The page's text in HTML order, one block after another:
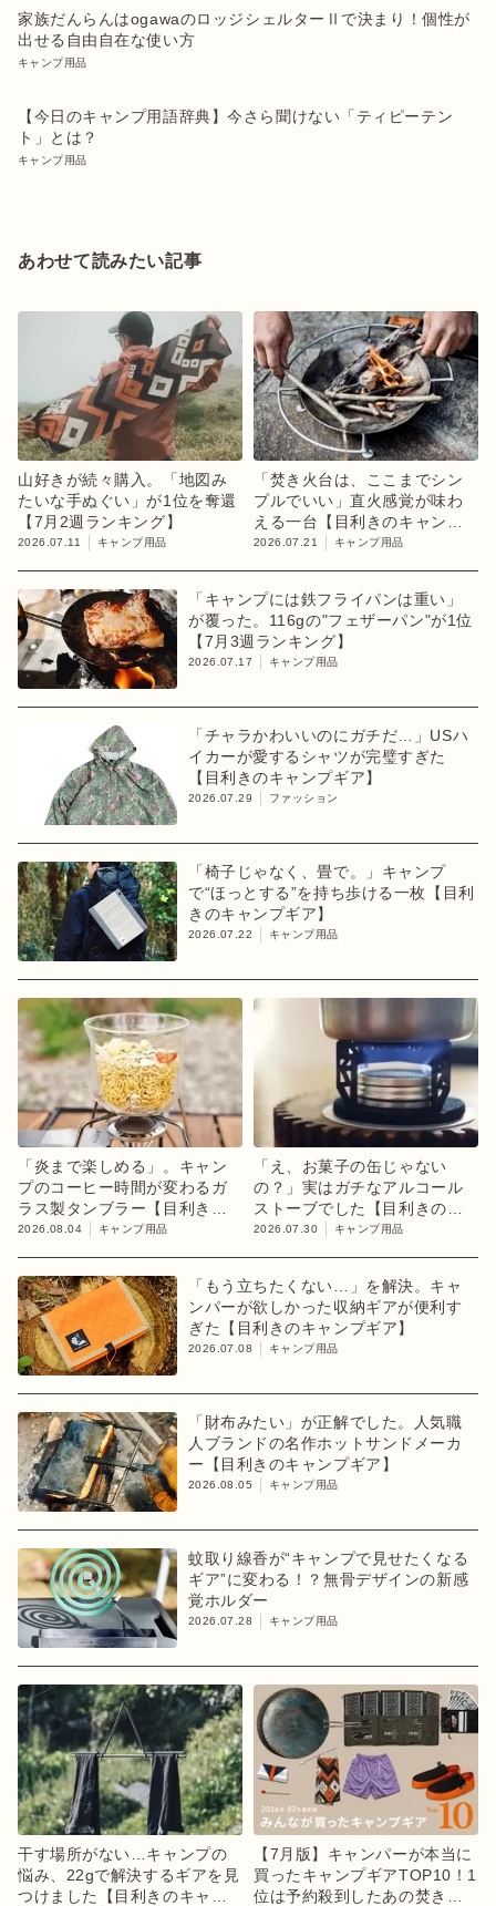
家族だんらんはogawaのロッジシェルターⅡで決まり！個性が
出せる自由自在な使い方
キャンプ用品
【今日のキャンプ用語辞典】今さら聞けない「ティピーテン
ト」とは？
キャンプ用品
あわせて読みたい記事
山好きが続々購入。「地図み
たいな手ぬぐい」が1位を奪還
【7月2週ランキング】
2026.07.11 キャンプ用品
「焚き火台は、ここまでシン
プルでいい」直火感覚が味わ
える一台【目利きのキャンプ
ギア】
2026.07.21 キャンプ用品
「キャンプには鉄フライパンは重い」
が覆った。116gの"フェザーパン"が1位
【7月3週ランキング】
2026.07.17 キャンプ用品
「チャラかわいいのにガチだ…」USハ
イカーが愛するシャツが完璧すぎた
【目利きのキャンプギア】
2026.07.29 ファッション
「椅子じゃなく、畳で。」キャンプ
で“ほっとする”を持ち歩ける一枚【目利
きのキャンプギア】
2026.07.22 キャンプ用品
「炎まで楽しめる」。キャン
プのコーヒー時間が変わるガ
ラス製タンブラー【目利きの
キャンプギア】
2026.08.04 キャンプ用品
「え、お菓子の缶じゃない
の？」実はガチなアルコール
ストーブでした【目利きのキ
ャンプギア】
2026.07.30 キャンプ用品
「もう立ちたくない…」を解決。キャ
ンパーが欲しかった収納ギアが便利す
ぎた【目利きのキャンプギア】
2026.07.08 キャンプ用品
「財布みたい」が正解でした。人気職
人ブランドの名作ホットサンドメーカ
ー【目利きのキャンプギア】
2026.08.05 キャンプ用品
蚊取り線香が“キャンプで見せたくなる
ギア”に変わる！？無骨デザインの新感
覚ホルダー
2026.07.28 キャンプ用品
干す場所がない…キャンプの
悩み、22gで解決するギアを見
つけました【目利きのキャン
【7月版】キャンパーが本当に
買ったキャンプギアTOP10！1
位は予約殺到したあの焚き火